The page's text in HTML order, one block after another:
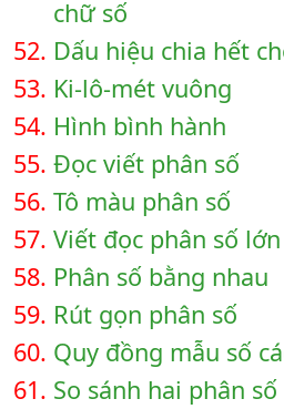
chữ số
52. Dấu hiệu chia hết
53. Ki-lô-mét vuông
54. Hình bình hành
55. Đọc viết phân số
56. Tô màu phân số
57. Viết đọc phân số
58. Phân số bằng nhau
59. Rút gọn phân số
60. Quy đồng mẫu số
61. So sánh hai phân